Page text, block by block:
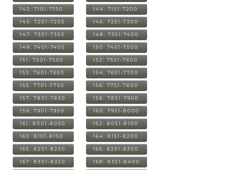
143: 7101-7150 144: 7151-7200
145: 7201-7250 146: 7251-7300
147: 7301-7350 148: 7351-7400
149: 7401-7450 150: 7451-7500
151: 7501-7550 152: 7551-7600
153: 7601-7650 154: 7651-7700
155: 7701-7750 156: 7751-7800
157: 7801-7850 158: 7851-7900
159: 7901-7950 160: 7951-8000
161: 8001-8050 162: 8051-8100
163: 8101-8150 164: 8151-8200
165: 8201-8250 166: 8251-8300
167: 8301-8350 168: 8351-8400